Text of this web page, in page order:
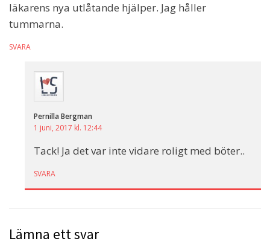
läkarens nya utlåtande hjälper. Jag håller
tummarna.
SVARA
Pernilla Bergman
1 juni, 2017 kl. 12:44
Tack! Ja det var inte vidare roligt med böter..
SVARA
Lämna ett svar